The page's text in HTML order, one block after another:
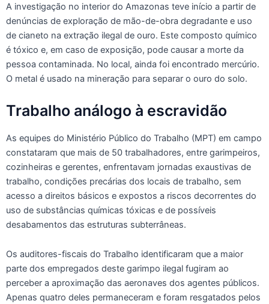
A investigação no interior do Amazonas teve início a partir de
denúncias de exploração de mão-de-obra degradante e uso
de cianeto na extração ilegal de ouro. Este composto químico
é tóxico e, em caso de exposição, pode causar a morte da
pessoa contaminada. No local, ainda foi encontrado mercúrio.
O metal é usado na mineração para separar o ouro do solo.
Trabalho análogo à escravidão
As equipes do Ministério Público do Trabalho (MPT) em campo
constataram que mais de 50 trabalhadores, entre garimpeiros,
cozinheiras e gerentes, enfrentavam jornadas exaustivas de
trabalho, condições precárias dos locais de trabalho, sem
acesso a direitos básicos e expostos a riscos decorrentes do
uso de substâncias químicas tóxicas e de possíveis
desabamentos das estruturas subterrâneas.
Os auditores-fiscais do Trabalho identificaram que a maior
parte dos empregados deste garimpo ilegal fugiram ao
perceber a aproximação das aeronaves dos agentes públicos.
Apenas quatro deles permaneceram e foram resgatados pelos